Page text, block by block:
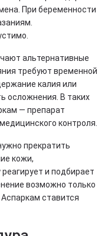
При беременности
альтернативные
требуют временной
калия или
осложнения. В таких
— препарат
контроля.
прекратить
кожи,
и подбирает
возможно только
ставится